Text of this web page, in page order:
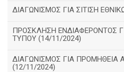
ΔΙΑΓΩΝΙΣΜΟΣ ΓΙΑ ΣΙΤΙΣΗ
ΠΡΟΣΚΛΗΣΗ ΕΝΔΙΑΦΕΡΟΝΤΟΣ
ΤΥΠΟΥ (14/11/2024)
ΔΙΑΓΩΝΙΣΜΟΣ ΓΙΑ ΠΡΟΜΗΘΕΙΑ
(12/11/2024)